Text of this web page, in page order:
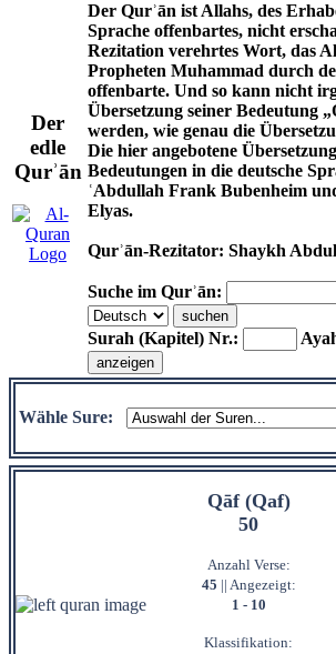
Der
edle
Qurʾān
Der Qurʾān ist Allahs, des
Sprache offenbartes, nicht
Rezitation verehrtes Wort, das
Propheten Muhammad durch
offenbarte. Und so kann nicht
Übersetzung seiner Bedeutung
werden, wie genau die
Die hier angebotene
Bedeutungen in die deutsche
ʿAbdullah Frank Bubenheim
Elyas.
Qurʾān-Rezitator: Shaykh
Suche im Qurʾān:
Surah (Kapitel) Nr.:
Wähle Sure:
Qāf (Qaf)
50
Anzahl Verse:
45 || Angezeigt:
1 - 10
Klassifikation: